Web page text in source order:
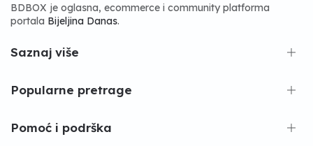
BDBOX je oglasna, ecommerce i community platforma
portala Bijeljina Danas.
Saznaj više
Popularne pretrage
Pomoć i podrška